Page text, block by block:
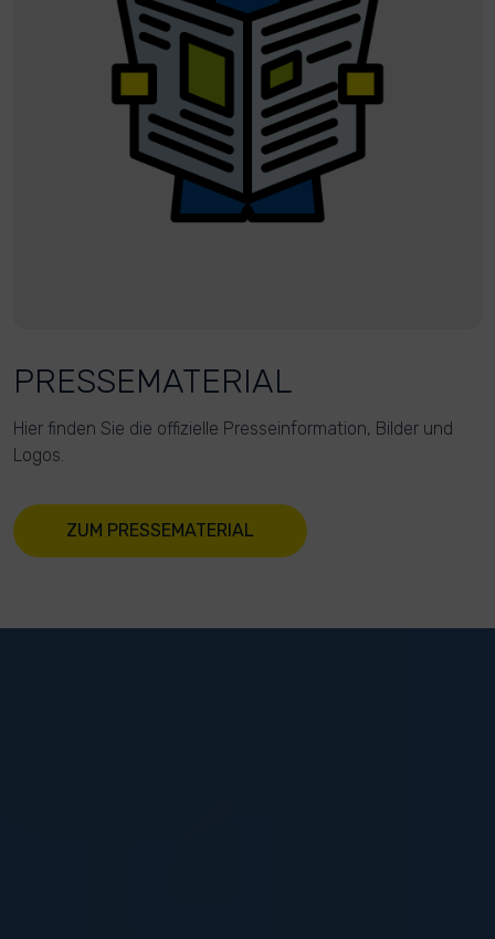
PRESSEMATERIAL
Hier finden Sie die offizielle Presseinformation, Bilder und
Logos.
ZUM PRESSEMATERIAL